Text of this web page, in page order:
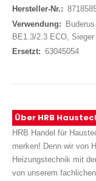
BE1.3/2.3 ECO, Sieger
63045054
Über HRB
HRB Handel für
merken! Denn wir von
Heizungstechnik mit
von unserem